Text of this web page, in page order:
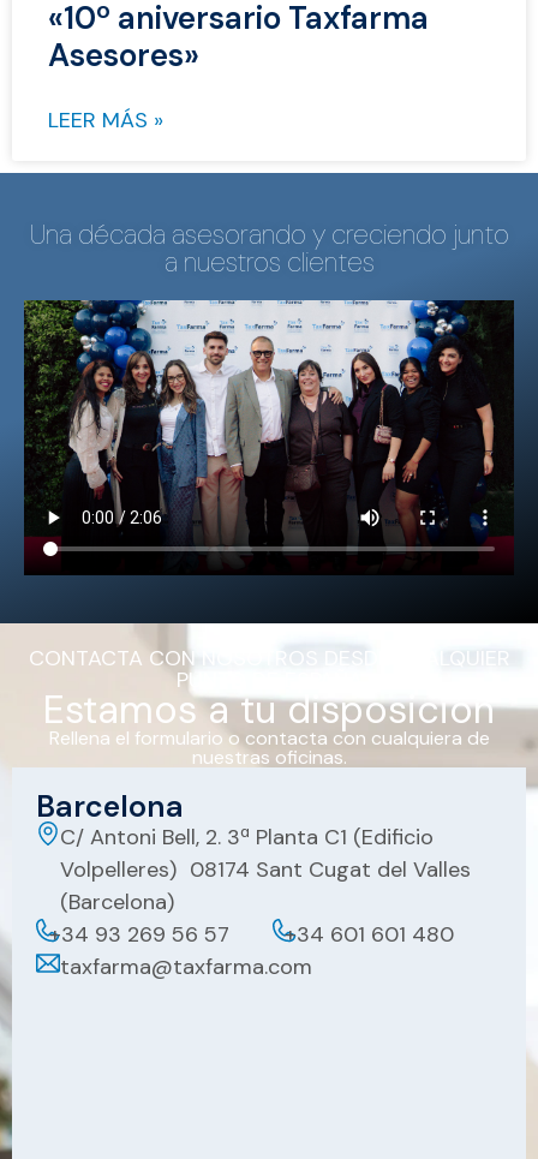
«10º aniversario Taxfarma
Asesores»
LEER MÁS »
Una década asesorando y creciendo junto
a nuestros clientes
CONTACTA CON NOSOTROS DESDE CUALQUIER
PUNTO DE ESPAÑA
Estamos a tu disposición
Rellena el formulario o contacta con cualquiera de
nuestras oficinas.
Barcelona
C/ Antoni Bell, 2. 3ª Planta C1 (Edificio
Volpelleres) 08174 Sant Cugat del Valles
(Barcelona)
+34 93 269 56 57
+34 601 601 480
taxfarma@taxfarma.com